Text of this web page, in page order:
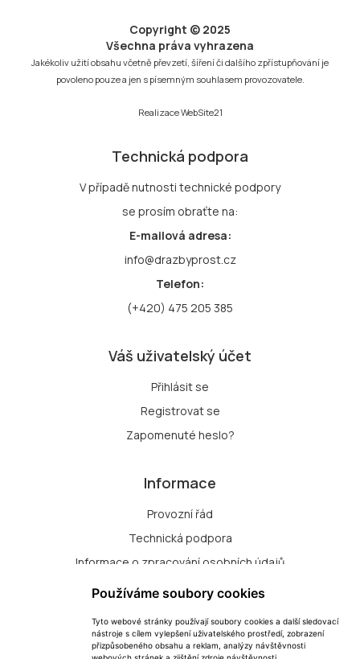
Používáme soubory cookies
Tyto webové stránky používají soubory cookies a další sledovací
nástroje s cílem vylepšení uživatelského prostředí, zobrazení
přizpůsobeného obsahu a reklam, analýzy návštěvnosti
Copyright © 2025
Všechna práva vyhrazena
Jakékoliv užití obsahu včetně převzetí, šíření či dalšího zpřístupňování je
povoleno pouze a jen s písemným souhlasem provozovatele.
RealizaceWebSite21
Technická podpora
V případě nutnosti technické podpory
se prosím obraťte na:
E-mailová adresa:
info@drazbyprost.cz
Telefon:
(+420) 475 205 385
Váš uživatelský účet
Přihlásit se
Registrovat se
Zapomenuté heslo?
Informace
Provozní řád
Technická podpora
Informace o zpracování osobních údajů
Zásady zpracování souborů cookie
Přihlášení k odběru nových dražeb
Změna nastavení cookie